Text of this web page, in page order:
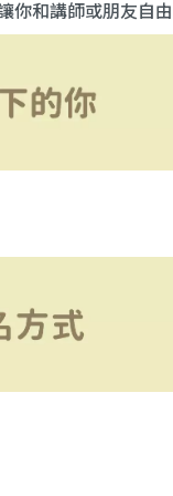
你和講師或朋友自